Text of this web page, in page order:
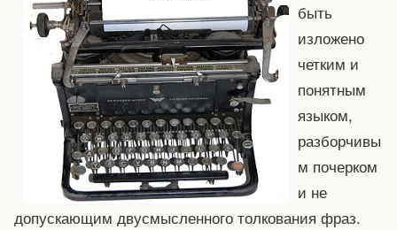
быть
изложено
четким и
понятным
языком,
разборчивы
м почерком
и не
допускающим двусмысленного толкования фраз.